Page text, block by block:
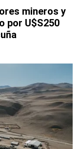
mineros y
por U$S250